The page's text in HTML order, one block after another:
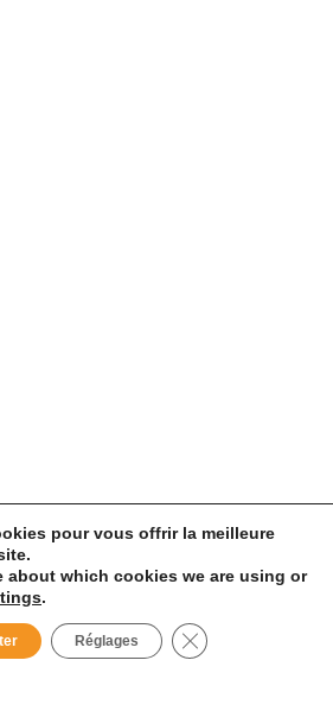
pour vous offrir la meilleure
about which cookies we are using or
.
Réglages Fermer la